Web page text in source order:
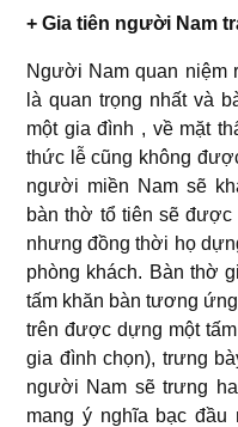
+ Gia tiên người Nam
Người Nam quan niệm
là quan trọng nhất và
một gia đình , về mặt
thức lễ cũng không
người miền Nam sẽ
bàn thờ tổ tiên sẽ được
nhưng đồng thời họ
phòng khách. Bàn thờ
tấm khăn bàn tương
trên được dựng một
gia đình chọn), trưng
người Nam sẽ trưng
mang ý nghĩa bạc đầu